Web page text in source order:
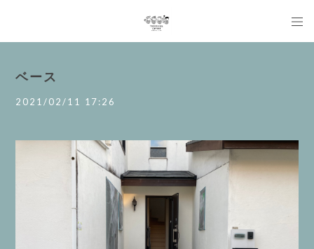
ベース
2021/02/11 17:26